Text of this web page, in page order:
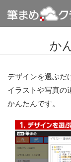
か
デザインを選ぶだ
イラストや写真の
かんたんです。